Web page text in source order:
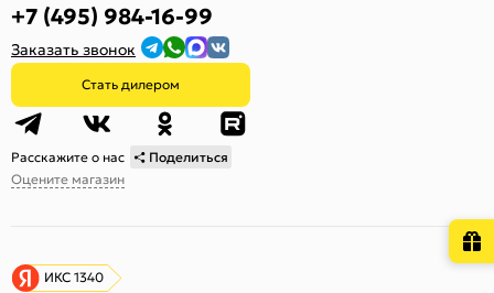
+7 (495) 984-16-99
Заказать звонок
Стать дилером
Расскажите о нас
Поделиться
Оцените магазин
ИКС 1340